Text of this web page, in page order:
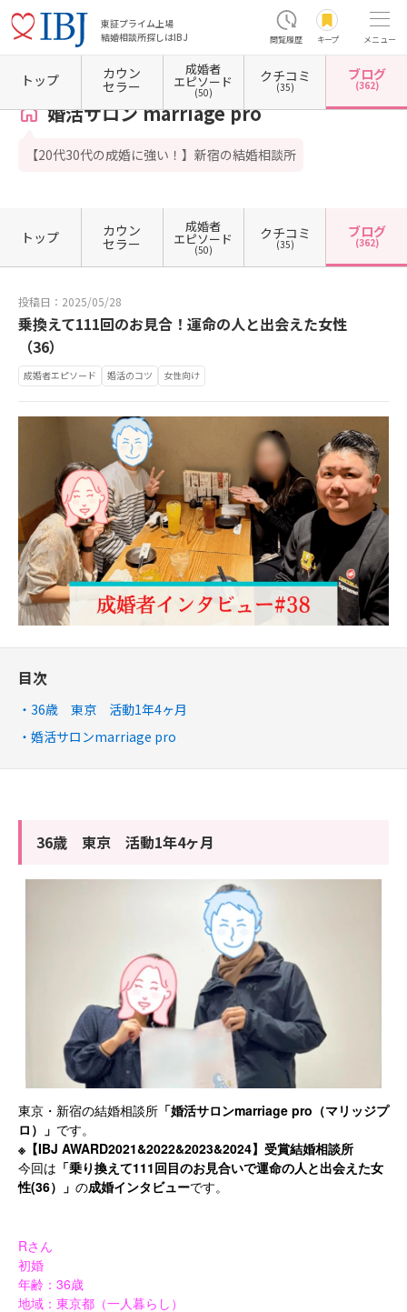
東証プライム上場
結婚相談所探しはIBJ
閲覧履歴 キープ メニュー
ホーム 東京都の結婚相談所 東京都新宿区 東京都新宿区西新宿 婚活サロン marriage
婚活サロン marriage pro
【20代30代の成婚に強い！】新宿の結婚相談所
トップ カウン
セラー
成婚者
エピソード
(50)
クチコミ
(35)
ブログ
(362)
トップ カウン
セラー
成婚者
エピソード
(50)
クチコミ
(35)
ブログ
(362)
投稿日：2025/05/28
乗換えて111回のお見合！運命の人と出会えた女性
（36）
成婚者エピソード 婚活のコツ 女性向け
目次
36歳 東京 活動1年4ヶ月
婚活サロンmarriage pro
36歳 東京 活動1年4ヶ月
東京・新宿の結婚相談所 「婚活サロンmarriage pro （マリッジプ
ロ）」 です。
※ 【IBJ AWARD2021&2022&2023&2024】受賞結婚相談所
今回は 「乗り換えて111 回目のお見合いで運命の人と出会えた女
性(36）」 の成婚インタビューです。
Rさん
初婚
年齢： 36歳
地域：東京都（一人暮らし）